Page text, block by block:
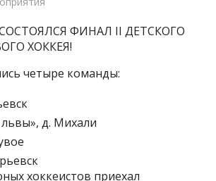
ФИНАЛ II ДЕТСКОГО
ХОККЕЯ!
четыре команды:
д. Михали
хоккеистов приехал